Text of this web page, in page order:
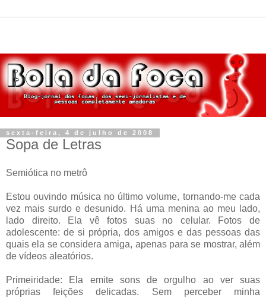
sexta-feira, 4 de julho de 2008
Sopa de Letras
Semiótica no metrô
Estou ouvindo música no último volume, tornando-me cada
vez mais surdo e desunido. Há uma menina ao meu lado,
lado direito. Ela vê fotos suas no celular. Fotos de
adolescente: de si própria, dos amigos e das pessoas das
quais ela se considera amiga, apenas para se mostrar, além
de vídeos aleatórios.
Primeiridade: Ela emite sons de orgulho ao ver suas
próprias feições delicadas. Sem perceber minha